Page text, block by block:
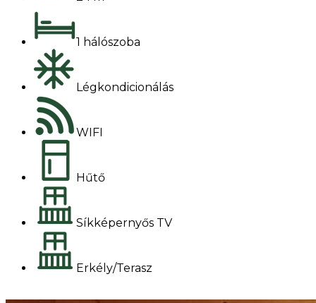
1 hálószoba
Légkondicionálás
WIFI
Hűtő
Síkképernyős TV
Erkély/Terasz